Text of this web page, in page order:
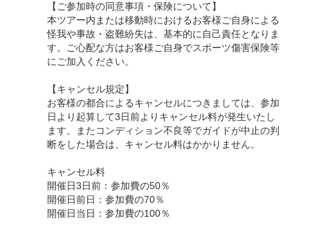
【ご参加時の同意事項・保険について】
本ツアー内または移動時におけるお客様ご自身による
怪我や事故・盗難紛失は、基本的に自己責任となりま
す。ご心配な方はお客様ご自身でスポーツ傷害保険等
にご加入ください。
【キャンセル規定】
お客様の都合によるキャンセルにつきましては、参加
日より起算して3日前よりキャンセル料が発生いたし
ます。またコンディション不良等でガイドが中止の判
断をした場合は、キャンセル料はかかりません。
キャンセル料
開催日3日前：参加費の50％
開催日前日：参加費の70％
開催日当日：参加費の100％